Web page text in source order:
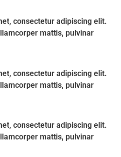
consectetur adipiscing elit.
mattis, pulvinar
consectetur adipiscing elit.
mattis, pulvinar
consectetur adipiscing elit.
mattis, pulvinar